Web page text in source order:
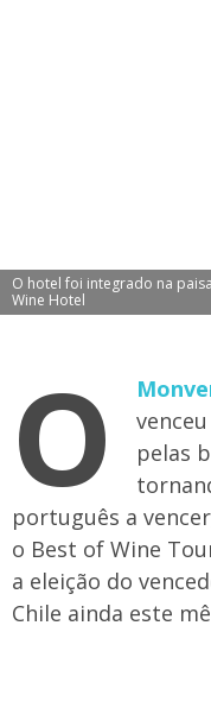
O hotel foi integrado na
Wine Hotel
O
pelas
português a
o Best of Wine
a eleição do
Chile ainda este